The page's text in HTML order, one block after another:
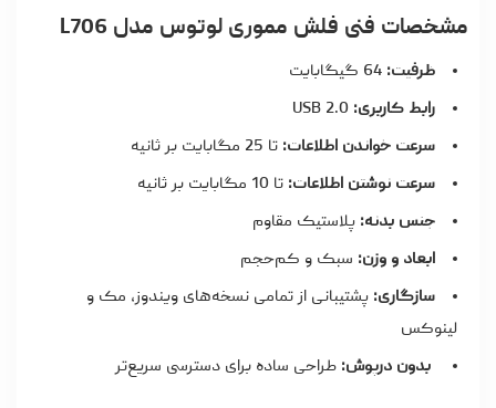
مشخصات فنی فلش مموری لوتوس مدل L706
ظرفیت:
رابط کاربری: USB 2.0
سرعت خواندن اطلاعات: تا 25 مگابایت بر ثانیه
سرعت نوشتن اطلاعات: تا 10 مگابایت بر ثانیه
جنس بدنه: پلاستیک مقاوم
ابعاد و وزن: سبک و کم‌حجم
سازگاری: پشتیبانی از تمامی نسخه‌های ویندوز، مک و
لینوکس
بدون درپوش: طراحی ساده برای دسترسی سریع‌تر